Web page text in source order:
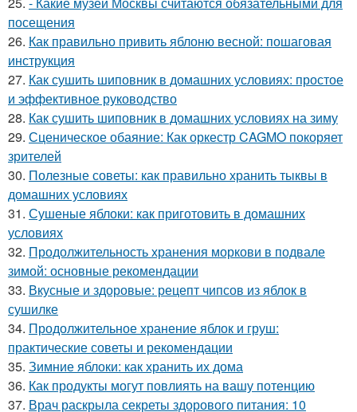
посещения
26. Как правильно привить яблоню весной: пошаговая
инструкция
27. Как сушить шиповник в домашних условиях: простое
и эффективное руководство
28. Как сушить шиповник в домашних условиях на зиму
29. Сценическое обаяние: Как оркестр CAGMO покоряет
зрителей
30. Полезные советы: как правильно хранить тыквы в
домашних условиях
31. Сушеные яблоки: как приготовить в домашних
условиях
32. Продолжительность хранения моркови в подвале
зимой: основные рекомендации
33. Вкусные и здоровые: рецепт чипсов из яблок в
сушилке
34. Продолжительное хранение яблок и груш:
практические советы и рекомендации
35. Зимние яблоки: как хранить их дома
36. Как продукты могут повлиять на вашу потенцию
37. Врач раскрыла секреты здорового питания: 10